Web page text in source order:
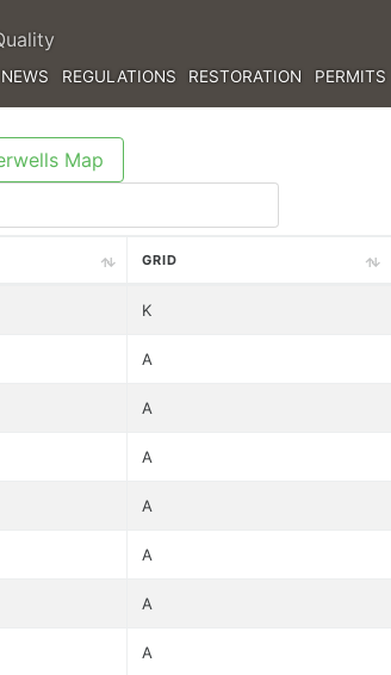
NEWS REGULATIONS RESTORATION PERMITS
Map
GRID
K
A
A
A
A
A
A
A